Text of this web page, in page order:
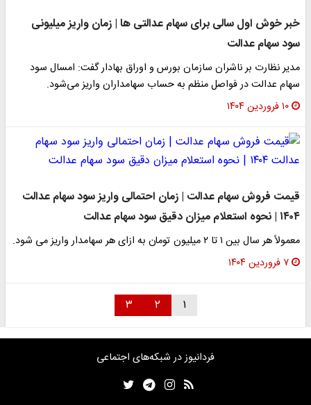
خبر خوش اول سالی برای سهام عدالتی ها | زمان واریز میلیونی
سود سهام عدالت
مدیر نظارت بر ناشران سازمان بورس و اوراق بهادار گفت: امسال سود
سهام عدالت در فواصل منظم به حساب سهامداران واریز می‌شود.
۱۰ فروردین ۱۴۰۴
قیمت فروش سهام عدالت | زمان احتمالی واریز سود سهام عدالت
۱۴۰۴ | نحوه استعلام میزان دقیق سود سهام عدالت
معمولاً هر سال بین ۱ تا ۲ میلیون تومان به ازای هر سهامدار واریز می شود.
۷ فروردین ۱۴۰۴
۱ ۲ ۳
فردانیوز در شبکه‌های اجتماعی